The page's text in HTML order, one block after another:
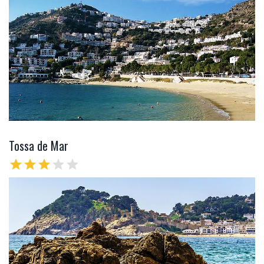
Tossa de Mar
starstarstar star star